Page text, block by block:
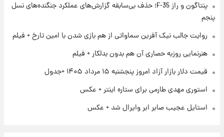
۱ روز پیش
پنتاگون و راز F-35؛ حذف بی‌سابقه گزارش‌های عملکرد جنگنده‌های نسل
پنجم
روایت جالب نیک آفرین سماواتی از هم بازی شدن با امین تارخ + فیلم
هنرنمایی روزبه حصاری آن هم بدون بدلکار + فیلم
قیمت دلار بازار آزاد امروز پنجشنبه ۱۵ مرداد ۱۴۰۵ +جدول
استوری مهدی طارمی برای ستاره اینتر + عکس
استایل عجیب صابر ابر وایرال شد + عکس